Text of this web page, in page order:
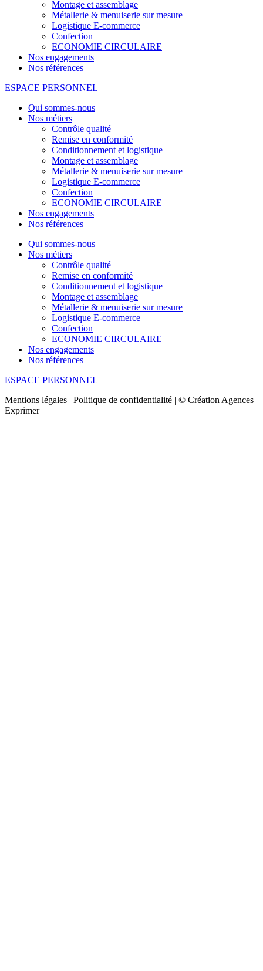
Montage et assemblage
Métallerie & menuiserie sur mesure
Logistique E-commerce
Confection
ECONOMIE CIRCULAIRE
Nos engagements
Nos références
ESPACE PERSONNEL
Qui sommes-nous
Nos métiers
Contrôle qualité
Remise en conformité
Conditionnement et logistique
Montage et assemblage
Métallerie & menuiserie sur mesure
Logistique E-commerce
Confection
ECONOMIE CIRCULAIRE
Nos engagements
Nos références
Qui sommes-nous
Nos métiers
Contrôle qualité
Remise en conformité
Conditionnement et logistique
Montage et assemblage
Métallerie & menuiserie sur mesure
Logistique E-commerce
Confection
ECONOMIE CIRCULAIRE
Nos engagements
Nos références
ESPACE PERSONNEL
Mentions légales | Politique de confidentialité | © Création Agences
Exprimer